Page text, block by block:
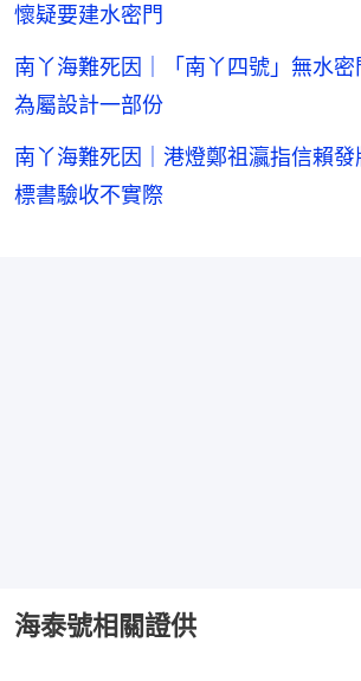
懷疑要建水密門
南丫海難死因｜「南丫四號」無水
為屬設計一部份
南丫海難死因｜港燈鄭祖瀛指信賴
標書驗收不實際
海泰號相關證供